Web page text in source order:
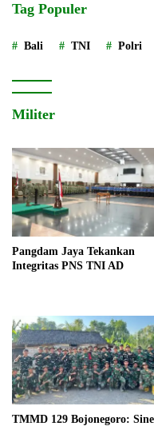
Tag Populer
Bali TNI Polri
Militer
Pangdam Jaya Tekankan
Integritas PNS TNI AD
TMMD 129 Bojonegoro: